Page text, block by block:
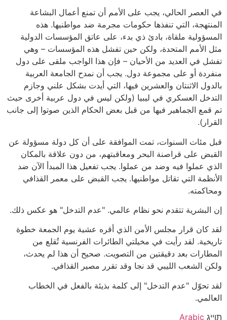
في العصر الحالي، يجب على الأمم أن تمنع أعمال البشاعة
المنتهجة، التي تنفذها حكومات مجرمة ضد مواطنيها. هذه
المسؤولية ملقاة، بادئ ذي بدء، على عاتق المؤسسات الدولية
مثل الأمم المتحدة، ولكن حين تفشل هذه المؤسسات – وهي
تفشل في العديد من الأحيان – فإن هذا الواجب ملقى على دول
منفردة أو على مجموعة دول. يجب أن نمدح الجامعة العربية
بالدول الاثنتان والعشرين فيها، التي أيدت بشكل علني وجازم
التدخل العسكري في ليبيا (ولكن ليس في دول عربية أخرى حيث
تم قمع الجماهير فيها من قبل بعض الحكام الذين صوتوا إلى جانب
القرار).
قبل مئات السنوات، تمت الموافقة على أن كل دولة مسؤولة عن
القبض على قراصنة البحر ومعاقبتهم، من دون علاقة بالمكان
الذي عملوا فيه وضد من عملوا. يجب تفعيل هذا المبدأ الآن ضد
الأنظمة التي تقاتل مواطنيها. يجب القبض على معمر القذافي
ومحاكمته.
إن البشرية تتقدم نحو نظام عالمي. "عدم التدخل" هو عكس ذلك.
لقد كان قرار مجلس الأمن الذي أقره عشية يوم الجمعة خطوة
تاريخية. لقد رأيت في مخيلتي الطائرات الفرنسية تُقلع من
المطارات بعد دقيقتين من التصويت. صحيح أن هذا لم يحدث،
ولكن الشعب الليبي قد نجا وقد تقرر مصير القذافي.
لقد تحوّل "عدم التدخل" إلى كلمة بذيئة بالفعل في الخطاب
العالمي.
תוייג Arabic